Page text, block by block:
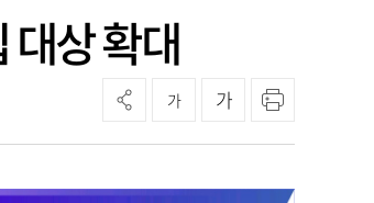
상 확대
가 가